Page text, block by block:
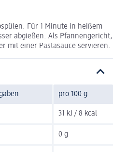
Für 1 Minute in heißem
abgießen. Als Pfannengericht,
mit einer Pastasauce servieren.
pro 100 g
31 kJ / 8 kcal
0 g